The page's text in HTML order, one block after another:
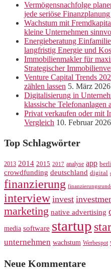
Vermögensnachfolge
jede seriöse
Wachstum mit
kleine Unternehmen
Energieberatung
langfristig Energie und
Immobilienmakler für
Strategischer
Venture Capital Trends
zählen lassen 5. März 2026
Digitalisierung in
klassische Telefonanlagen
Privat verkaufen oder mit
Vergleich 10. Februar 2026
Top Schlagwörter
2013 2014 2015 2017 analyse app
crowdfunding deutschland digital
finanzierung
interview invest
marketing native advertising
media software startup
unternehmen wachstum Werbespot
Neue Kommentare